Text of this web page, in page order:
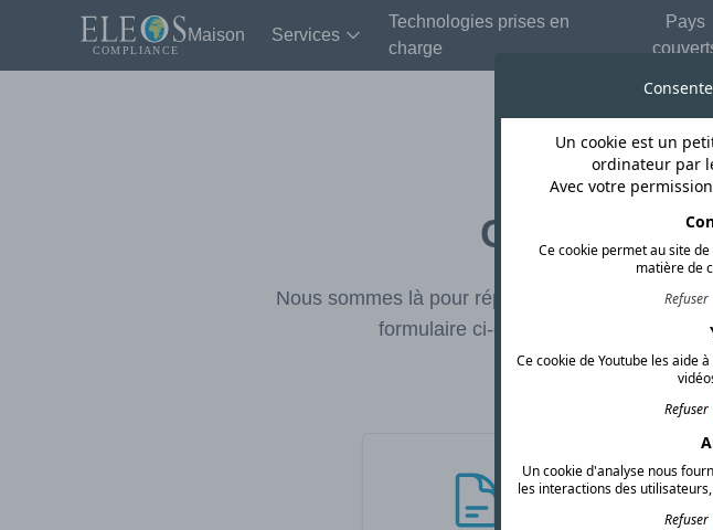
Maison Services
Technologies prises en
charge
Pays
Contactez-
Nous sommes là pour répondre à tous vos
formulaire ci-dessous ou contactez
Un cookie est un
ordinateur par
Avec votre
Ce cookie permet au site
matière de
Refuser
Ce cookie de Youtube les aide
Refuser
Un cookie d'analyse nous
les interactions des
Refuser